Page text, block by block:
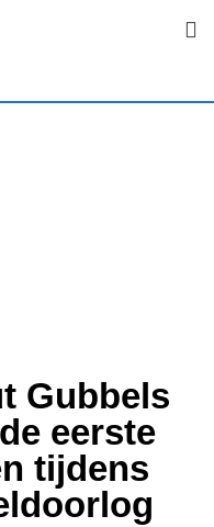
Gubbels
eerste
tijdens